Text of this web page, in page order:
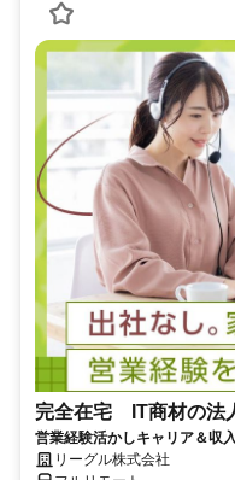
完全在宅 IT商材の法
営業経験活かしキャリア＆収
リーグル株式会社